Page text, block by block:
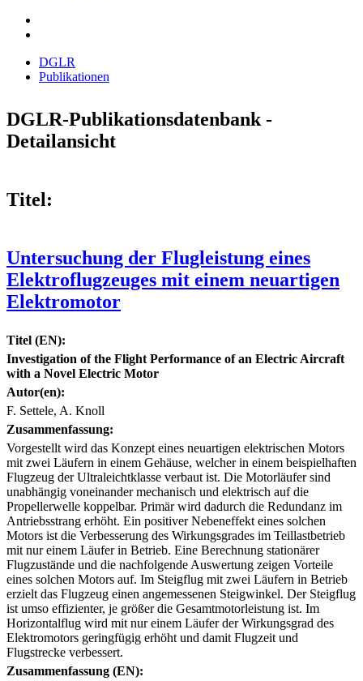
DGLR
Publikationen
DGLR-Publikationsdatenbank -
Detailansicht
Titel:
Untersuchung der Flugleistung eines
Elektroflugzeuges mit einem neuartigen
Elektromotor
Titel (EN):
Investigation of the Flight Performance of an Electric Aircraft
with a Novel Electric Motor
Autor(en):
F. Settele, A. Knoll
Zusammenfassung:
Vorgestellt wird das Konzept eines neuartigen elektrischen Motors
mit zwei Läufern in einem Gehäuse, welcher in einem beispielhaften
Flugzeug der Ultraleichtklasse verbaut ist. Die Motorläufer sind
unabhängig voneinander mechanisch und elektrisch auf die
Propellerwelle koppelbar. Primär wird dadurch die Redundanz im
Antriebsstrang erhöht. Ein positiver Nebeneffekt eines solchen
Motors ist die Verbesserung des Wirkungsgrades im Teillastbetrieb
mit nur einem Läufer in Betrieb. Eine Berechnung stationärer
Flugzustände und die nachfolgende Auswertung zeigen Vorteile
eines solchen Motors auf. Im Steigflug mit zwei Läufern in Betrieb
erzielt das Flugzeug einen angemessenen Steigwinkel. Der Steigflug
ist umso effizienter, je größer die Gesamtmotorleistung ist. Im
Horizontalflug wird mit nur einem Läufer der Wirkungsgrad des
Elektromotors geringfügig erhöht und damit Flugzeit und
Flugstrecke verbessert.
Zusammenfassung (EN):